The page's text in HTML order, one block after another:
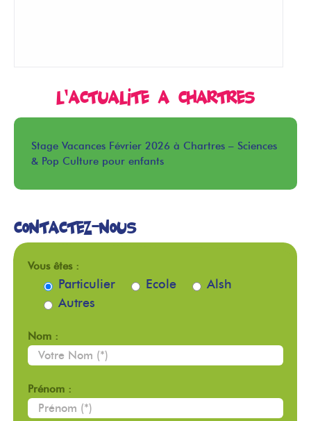
L’actualité à Chartres
Stage Vacances Février 2026 à Chartres – Sciences
& Pop Culture pour enfants
Contactez-nous
Vous êtes :
Particulier Ecole
Alsh
Autres
Nom :
Prénom :